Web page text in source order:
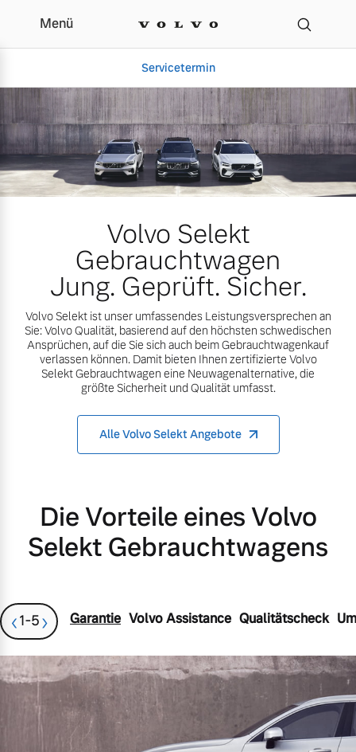
Jetzt Volvo
Menü
Servicetermin
Aktuelle Zubehörangebote
Volvo Gebrauchtwagenbörse
Gebrauchtwagen
Aktuelle Zubehörangebote
Aktuelle Serviceangebote
Über uns
Unser Team
Karriere
Kooperationspartner
Volvo Selekt
Gebrauchtwagen
Jung. Geprüft. Sicher.
Volvo Selekt ist unser umfassendes Leistungsversprechen an
Sie: Volvo Qualität, basierend auf den höchsten schwedischen
Ansprüchen, auf die Sie sich auch beim Gebrauchtwagenkauf
verlassen können. Damit bieten Ihnen zertifizierte Volvo
Selekt Gebrauchtwagen eine Neuwagenalternative, die
größte Sicherheit und Qualität umfasst.
Alle Volvo Selekt Angebote
Die Vorteile eines Volvo
Selekt Gebrauchtwagens
‹1-5› Garantie Volvo Assistance Qualitätscheck